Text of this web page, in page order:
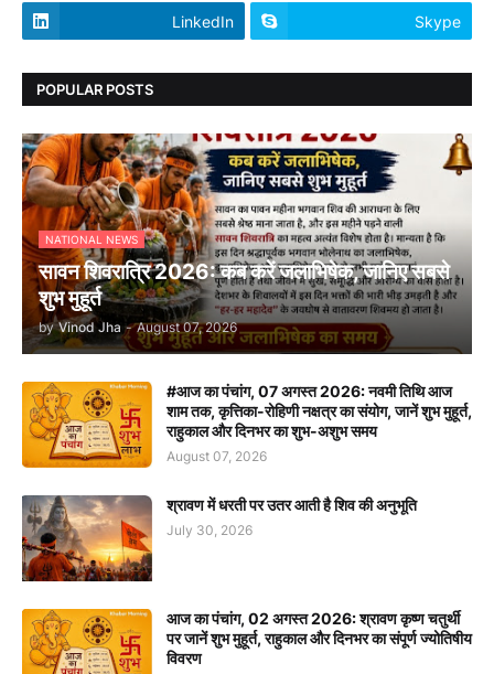
LinkedIn Skype
POPULAR POSTS
NATIONAL NEWS
सावन शिवरात्रि 2026: कब करें जलाभिषेक, जानिए सबसे
शुभ मुहूर्त
by Vinod Jha - August 07, 2026
#आज का पंचांग, 07 अगस्त 2026: नवमी तिथि आज
शाम तक, कृत्तिका-रोहिणी नक्षत्र का संयोग, जानें शुभ मुहूर्त,
राहुकाल और दिनभर का शुभ-अशुभ समय
August 07, 2026
श्रावण में धरती पर उतर आती है शिव की अनुभूति
July 30, 2026
आज का पंचांग, 02 अगस्त 2026: श्रावण कृष्ण चतुर्थी
पर जानें शुभ मुहूर्त, राहुकाल और दिनभर का संपूर्ण ज्योतिषीय
विवरण